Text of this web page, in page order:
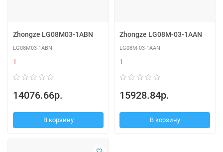
Zhongze LG08M03-1ABN
LG08M03-1ABN
1
14076.66р.
В корзину
Zhongze LG08M-03-1AAN
LG08M-03-1AAN
1
15928.84р.
В корзину